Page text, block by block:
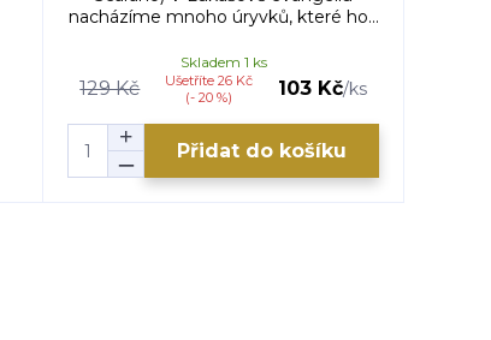
nacházíme mnoho úryvků, které ho...
129 Kč
Ušetříte 26 Kč
(- 20 %)
103 Kč/ks
Skladem 1 ks
Přidat do košíku